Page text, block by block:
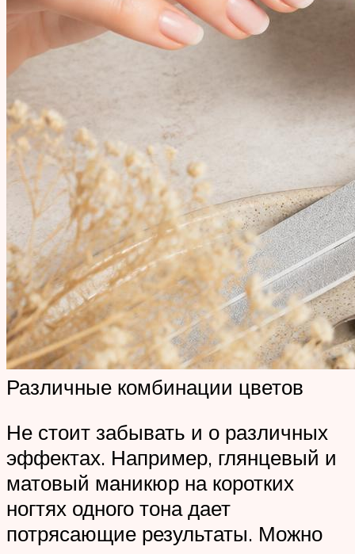
Различные комбинации цветов
Не стоит забывать и о различных
эффектах. Например, глянцевый и
матовый маникюр на коротких
ногтях одного тона дает
потрясающие результаты. Можно